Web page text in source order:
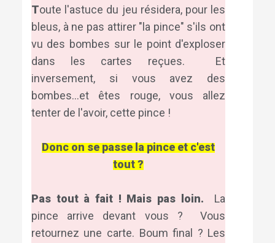
Toute l'astuce du jeu résidera, pour les
bleus, à ne pas attirer "la pince" s'ils ont
vu des bombes sur le point d'exploser
dans les cartes reçues. Et
inversement, si vous avez des
bombes...et êtes rouge, vous allez
tenter de l'avoir, cette pince !
Donc on se passe la pince et c'est
tout ?
Pas tout à fait ! Mais pas loin.
La
pince arrive devant vous ? Vous
retournez une carte. Boum final ? Les